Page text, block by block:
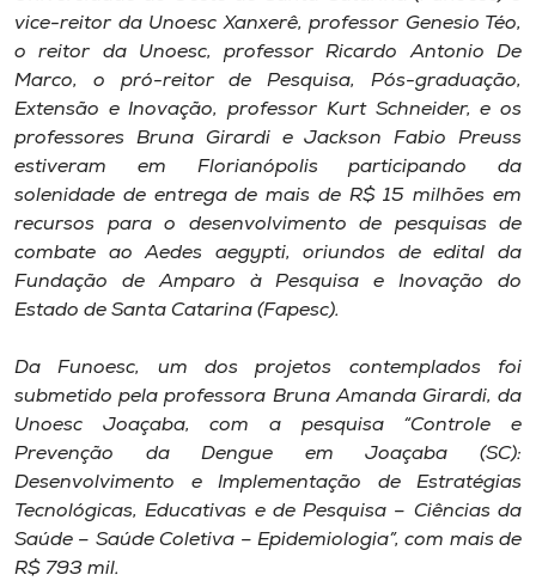
Editora
Rádio
Unoesc
Store
Selecione
o idioma
A+
A-
vice-reitor da Unoesc Xanxerê, professor Genesio Téo,
o reitor da Unoesc, professor Ricardo Antonio De
Marco, o pró-reitor de Pesquisa, Pós-graduação,
Extensão e Inovação, professor Kurt Schneider, e os
professores Bruna Girardi e Jackson Fabio Preuss
estiveram em Florianópolis participando da
solenidade de entrega de mais de R$ 15 milhões em
recursos para o desenvolvimento de pesquisas de
combate ao Aedes aegypti, oriundos de edital da
Fundação de Amparo à Pesquisa e Inovação do
Estado de Santa Catarina (Fapesc).
Da Funoesc, um dos projetos contemplados foi
submetido pela professora Bruna Amanda Girardi, da
Unoesc Joaçaba, com a pesquisa “Controle e
Prevenção da Dengue em Joaçaba (SC):
Desenvolvimento e Implementação de Estratégias
Tecnológicas, Educativas e de Pesquisa – Ciências da
Saúde – Saúde Coletiva – Epidemiologia”, com mais de
R$ 793 mil.